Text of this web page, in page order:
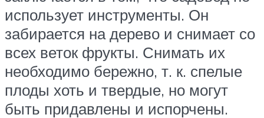
использует инструменты. Он
забирается на дерево и снимает со
всех веток фрукты. Снимать их
необходимо бережно, т. к. спелые
плоды хоть и твердые, но могут
быть придавлены и испорчены.